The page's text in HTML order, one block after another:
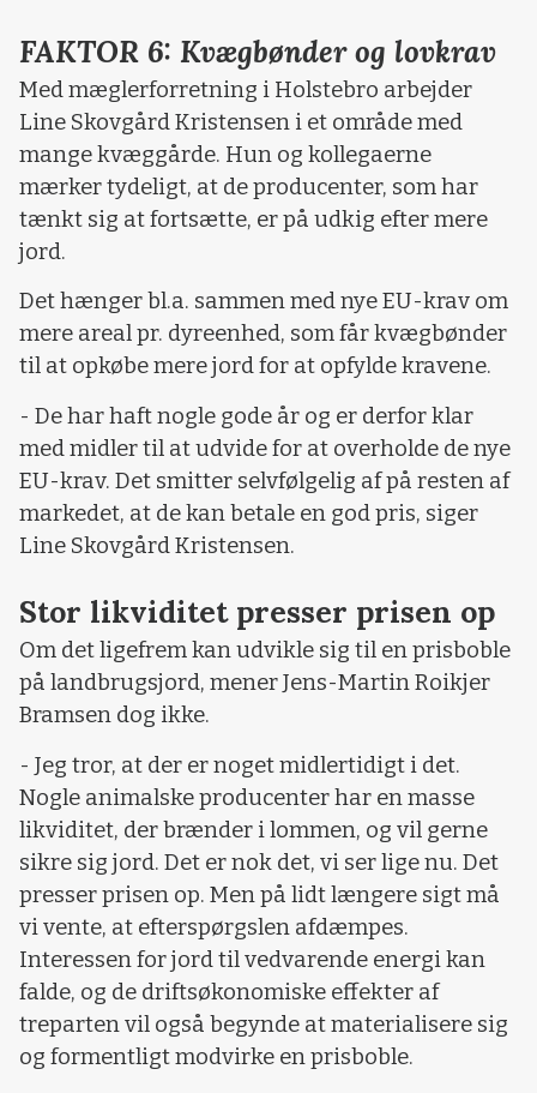
FAKTOR 6: Kvægbønder og lovkrav
Med mæglerforretning i Holstebro arbejder
Line Skovgård Kristensen i et område med
mange kvæggårde. Hun og kollegaerne
mærker tydeligt, at de producenter, som har
tænkt sig at fortsætte, er på udkig efter mere
jord.
Det hænger bl.a. sammen med nye EU-krav om
mere areal pr. dyreenhed, som får kvægbønder
til at opkøbe mere jord for at opfylde kravene.
- De har haft nogle gode år og er derfor klar
med midler til at udvide for at overholde de nye
EU-krav. Det smitter selvfølgelig af på resten af
markedet, at de kan betale en god pris, siger
Line Skovgård Kristensen.
Stor likviditet presser prisen op
Om det ligefrem kan udvikle sig til en prisboble
på landbrugsjord, mener Jens-Martin Roikjer
Bramsen dog ikke.
- Jeg tror, at der er noget midlertidigt i det.
Nogle animalske producenter har en masse
likviditet, der brænder i lommen, og vil gerne
sikre sig jord. Det er nok det, vi ser lige nu. Det
presser prisen op. Men på lidt længere sigt må
vi vente, at efterspørgslen afdæmpes.
Interessen for jord til vedvarende energi kan
falde, og de driftsøkonomiske effekter af
treparten vil også begynde at materialisere sig
og formentligt modvirke en prisboble.